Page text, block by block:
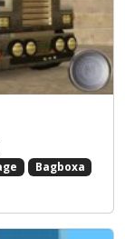
Bagboxa